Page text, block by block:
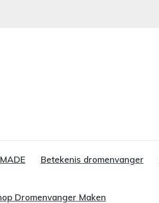
Betekenis dromenvanger
Dromenvanger Maken